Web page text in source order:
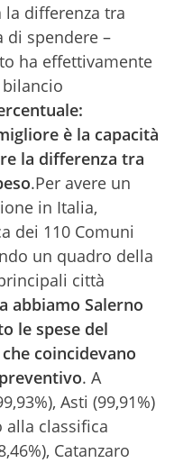
differenza tra
di spendere –
ha effettivamente
bilancio
è la capacità
la differenza tra
.Per avere un
in Italia,
dei 110 Comuni
un quadro della
città
abbiamo Salerno
le spese del
coincidevano
. A
Asti (99,91%)
alla classifica
Catanzaro